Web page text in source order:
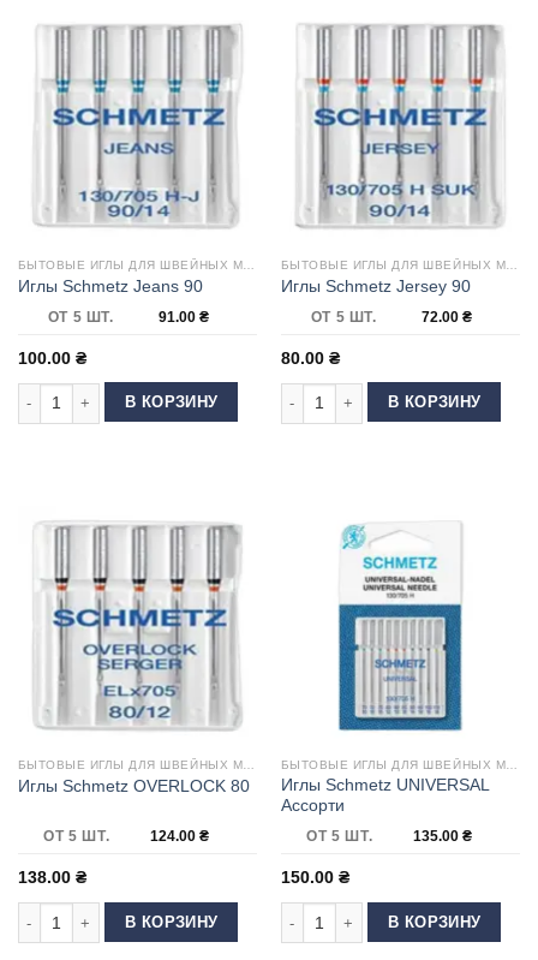
Иглы Schmetz Jeans 90
ОТ 5 ШТ. 91.00 ₴
100.00 ₴
Количество товара Иглы Schmetz Jeans 90
В КОРЗИНУ
Иглы Schmetz Jersey 90
ОТ 5 ШТ. 72.00 ₴
80.00 ₴
Количество товара Иглы Schmetz
В КОРЗИНУ
Иглы Schmetz OVERLOCK 80
ОТ 5 ШТ. 124.00 ₴
138.00 ₴
Количество товара Иглы Schmetz OVERLOCK 80
В КОРЗИНУ
Иглы Schmetz UNIVERSAL
Ассорти
ОТ 5 ШТ. 135.00 ₴
150.00 ₴
Количество товара Иглы Schmetz
В КОРЗИНУ